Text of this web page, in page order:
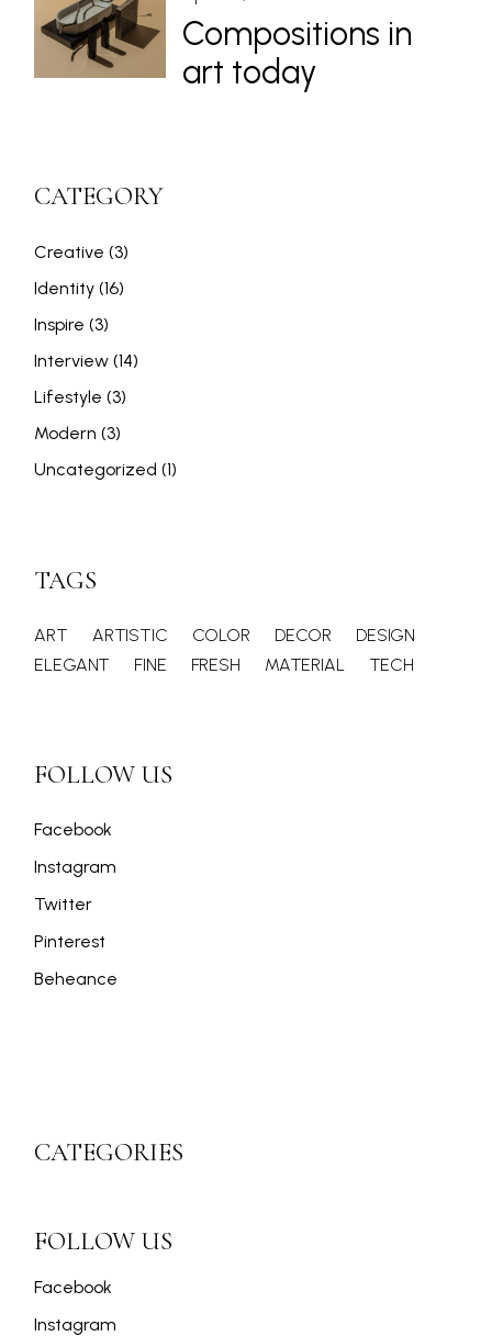
Compositions in
art today
CATEGORY
Creative (3)
Identity (16)
Inspire (3)
Interview (14)
Lifestyle (3)
Modern (3)
Uncategorized (1)
TAGS
ART ARTISTIC COLOR DECOR
DESIGN
ELEGANT
FINE FRESH MATERIAL TECH
FOLLOW US
Facebook
Instagram
Twitter
Pinterest
Beheance
CATEGORIES
FOLLOW US
Facebook
Instagram